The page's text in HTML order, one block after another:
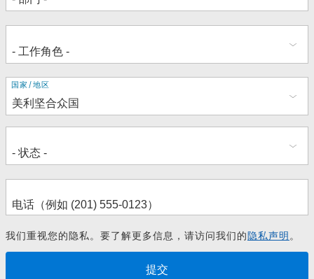
地
址
国家/地区
我们重视您的隐私。要了解更多信息，请访问我们的隐私声明。